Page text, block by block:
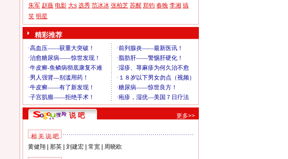
朱军 赵薇 电影 大s 选秀 范冰冰 张柏芝 苏醒 郑钧 春晚 李湘 搞
笑 明星
精彩推荐
说 吧 更多>>
相 关 说 吧
黄健翔
那英| 刘建宏| 常宽| 周晓欧